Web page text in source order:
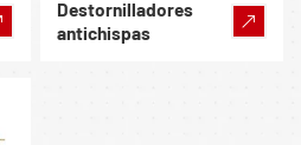
Destornilladores
antichispas